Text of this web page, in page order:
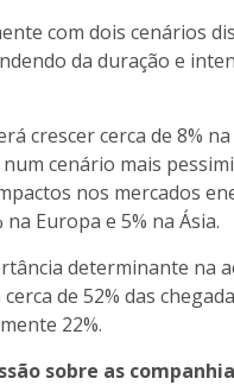
com dois cenários
da duração e
crescer cerca de 8%
cenário mais
nos mercados
Europa e 5% na Ásia.
determinante na
de 52% das
22%.
sobre as